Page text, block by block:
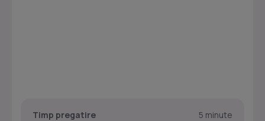
Timp pregatire
5 minute